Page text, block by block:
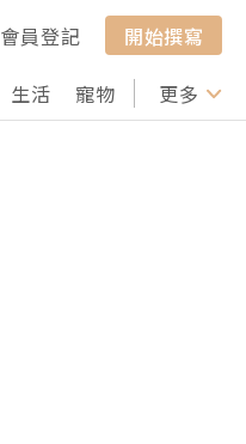
會員登記
開始撰寫
生活 寵物 行山 打卡
更多